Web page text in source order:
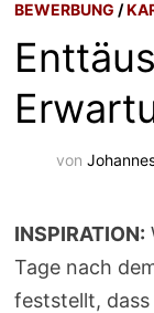
BEWERBUNG /
von
INSPIRATION:
Tage nach
feststellt,